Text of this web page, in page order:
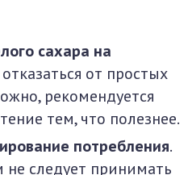
сахара на
от простых
рекомендуется
тем, что полезнее.
потребления.
следует принимать